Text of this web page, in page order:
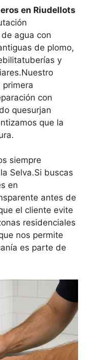
en Riudellots
agua con
de plomo,
y
primera
con
quesurjan
que la
siempre
Selva.Si buscas
en
antes de
el cliente evite
residenciales
nos permite
es parte de